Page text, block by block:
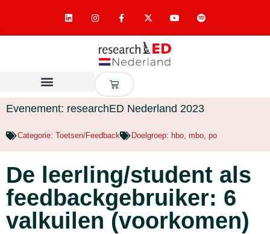
Evenement: researchED Nederland 2023
Categorie: Toetsen/Feedback Doelgroep: hbo mbo po
De leerling/student als
feedbackgebruiker: 6
valkuilen (voorkomen)